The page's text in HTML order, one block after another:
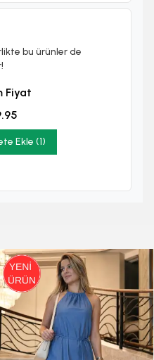
bu ürünler de
Fiyat
Ekle (1)